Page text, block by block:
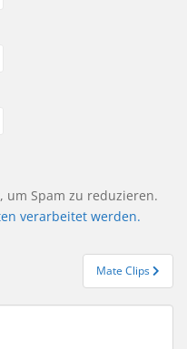
um Spam zu reduzieren.
verarbeitet werden.
Mate Clips